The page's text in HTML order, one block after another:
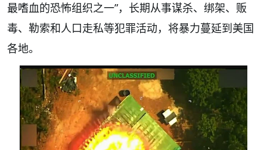
最嗜血的恐怖组织之一”，长期从事谋杀、绑架、贩
毒、勒索和人口走私等犯罪活动，将暴力蔓延到美国
各地。